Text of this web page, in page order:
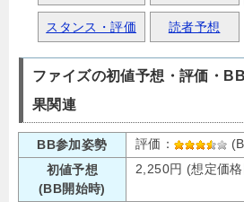
スタンス・評価 読者予想
ファイズの初値予想・評価・
果関連
BB参加姿勢 評価：
初値予想
(BB開始時)
2,250円 (想定価